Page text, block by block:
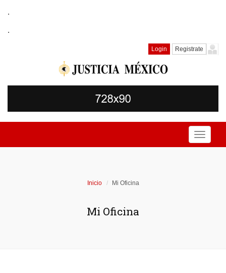
.
.
Login Registrate
Toggle
Inicio Mi Oficina
Mi Oficina